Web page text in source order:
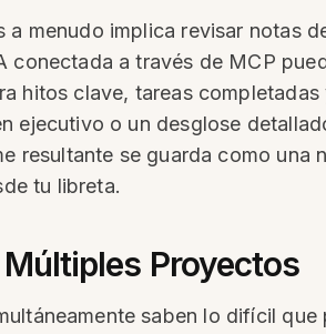
menudo implica revisar notas
a través de MCP
hitos clave, tareas
ejecutivo o un desglose
resultante se guarda como una
tu libreta.
Proyectos
saben lo difícil